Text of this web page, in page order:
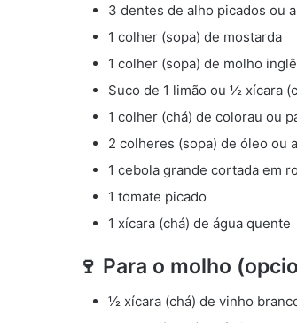
3 dentes de alho picados ou
1 colher (sopa) de mostarda
1 colher (sopa) de molho
Suco de 1 limão ou ½ xícara
1 colher (chá) de colorau ou
2 colheres (sopa) de óleo ou
1 cebola grande cortada em
1 tomate picado
1 xícara (chá) de água quente
🍷 Para o molho
½ xícara (chá) de vinho